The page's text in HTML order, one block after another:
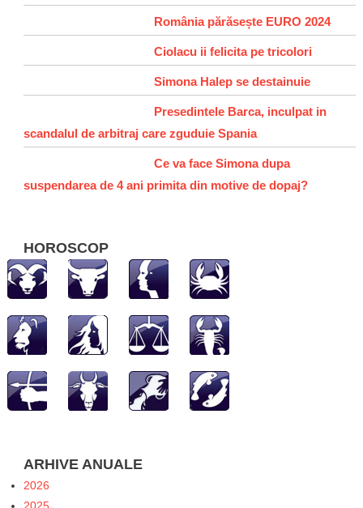
România părăsește EURO 2024
Ciolacu ii felicita pe tricolori
Simona Halep se destainuie
Presedintele Barca, inculpat in
scandalul de arbitraj care zguduie Spania
Ce va face Simona dupa
suspendarea de 4 ani primita din motive de dopaj?
HOROSCOP
ARHIVE ANUALE
2026
2025